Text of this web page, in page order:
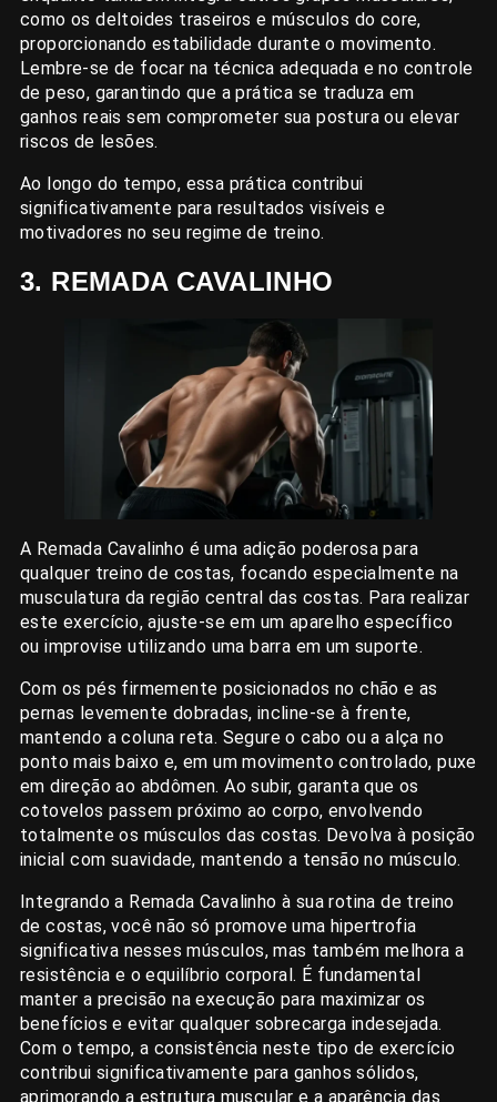
como os deltoides traseiros e músculos do core,
proporcionando estabilidade durante o movimento.
Lembre-se de focar na técnica adequada e no controle
de peso, garantindo que a prática se traduza em
ganhos reais sem comprometer sua postura ou elevar
riscos de lesões.
Ao longo do tempo, essa prática contribui
significativamente para resultados visíveis e
motivadores no seu regime de treino.
3. REMADA CAVALINHO
A Remada Cavalinho é uma adição poderosa para
qualquer treino de costas, focando especialmente na
musculatura da região central das costas. Para realizar
este exercício, ajuste-se em um aparelho específico
ou improvise utilizando uma barra em um suporte.
Com os pés firmemente posicionados no chão e as
pernas levemente dobradas, incline-se à frente,
mantendo a coluna reta. Segure o cabo ou a alça no
ponto mais baixo e, em um movimento controlado, puxe
em direção ao abdômen. Ao subir, garanta que os
cotovelos passem próximo ao corpo, envolvendo
totalmente os músculos das costas. Devolva à posição
inicial com suavidade, mantendo a tensão no músculo.
Integrando a Remada Cavalinho à sua rotina de treino
de costas, você não só promove uma hipertrofia
significativa nesses músculos, mas também melhora a
resistência e o equilíbrio corporal. É fundamental
manter a precisão na execução para maximizar os
benefícios e evitar qualquer sobrecarga indesejada.
Com o tempo, a consistência neste tipo de exercício
contribui significativamente para ganhos sólidos,
aprimorando a estrutura muscular e a aparência das